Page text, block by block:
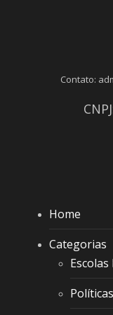
Contato:
Home
Categorias